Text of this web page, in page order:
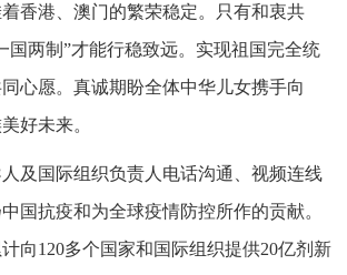
香港、澳门的繁荣稳定。只有和衷共
国两制”才能行稳致远。实现祖国完全统
心愿。真诚期盼全体中华儿女携手向
好未来。
及国际组织负责人电话沟通、视频连线
国抗疫和为全球疫情防控所作的贡献。
向120多个国家和国际组织提供20亿剂新